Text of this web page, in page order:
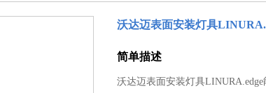
沃达迈表面安装灯具
简单描述
沃达迈表面安装灯具